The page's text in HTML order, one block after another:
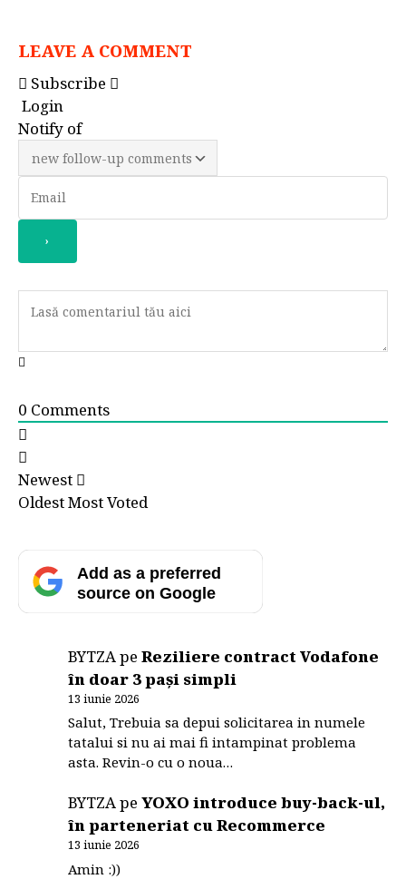
LEAVE A COMMENT
Subscribe
Login
Notify of
0 Comments
Newest
OldestMost Voted
Add as a preferred
source on Google
BYTZApeReziliere contract Vodafone
în doar 3 pași simpli
13 iunie 2026
Salut, Trebuia sa depui solicitarea in numele
tatalui si nu ai mai fi intampinat problema
asta. Revin-o cu o noua…
BYTZApeYOXO introduce buy-back-ul,
în parteneriat cu Recommerce
13 iunie 2026
Amin :))